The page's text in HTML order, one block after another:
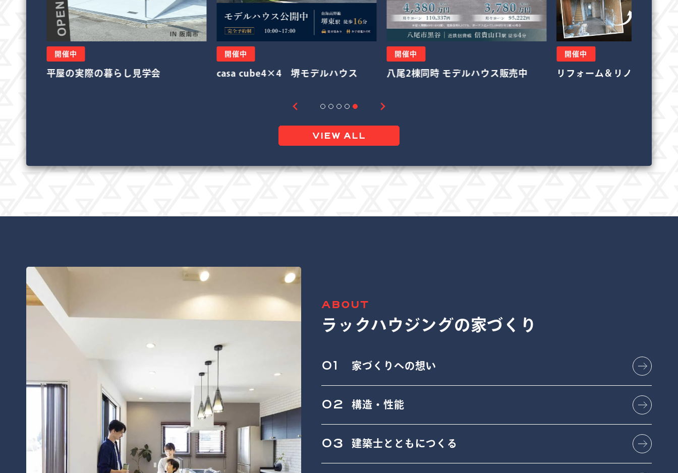
開催中
casa cube4×4 堺モデルハウス
開催中
八尾2棟同時 モデルハウス販売中
開催中
リフォーム＆リノベーション相談会
開催中
良い土地の探し方相談会
VIEW ALL
ABOUT
ラックハウジングの家づくり
01 家づくりへの想い
02 構造・性能
03 建築士とともにつくる